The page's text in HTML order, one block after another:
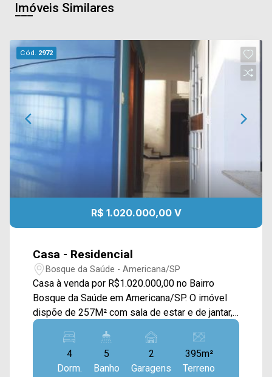
Imóveis Similares
Cód. 2972
R$ 1.020.000,00 V
Casa - Residencial
Bosque da Saúde - Americana/SP
Casa à venda por R$1.020.000,00 no Bairro
Bosque da Saúde em Americana/SP. O imóvel
dispõe de 257M² com sala de estar e de jantar,
cozinha planejada, escritório, terraço,
churrasqueira, piscina e área de serviço. > 04
dormitórios, sendo 01 suíte; > 05 banheiros,
sendo 03 sociais e 01 lavabo; > 02 vagas de
4
Dorm.
5
Banho
2
Garagens
395m²
Terreno